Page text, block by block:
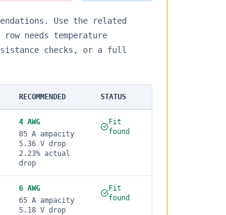
Use the related
needs temperature
checks, or a full
RECOMMENDED STATUS
4 AWG
85 A ampacity
5.36 V drop
2.23% actual
drop
Fit
found
6 AWG
65 A ampacity
5.18 V drop
Fit
found